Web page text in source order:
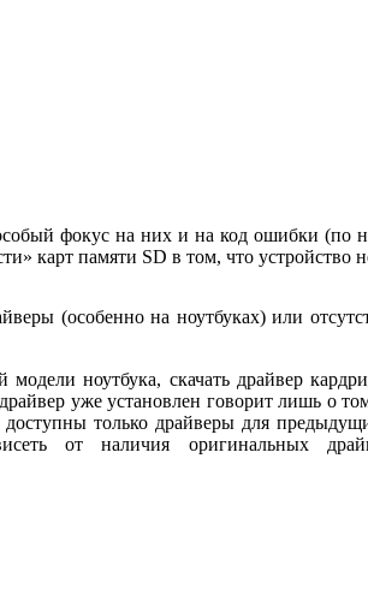
фокус на них и на код ошибки (по
карт памяти SD в том, что устройство
(особенно на ноутбуках) или
ноутбука, скачать драйвер
уже установлен говорит лишь о
только драйверы для
от наличия оригинальных